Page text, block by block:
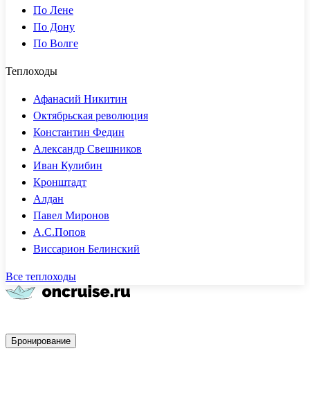
По Лене
По Дону
По Волге
Теплоходы
Афанасий Никитин
Октябрьская революция
Константин Федин
Александр Свешников
Иван Кулибин
Кронштадт
Алдан
Павел Миронов
А.С.Попов
Виссарион Белинский
Все теплоходы
Бронирование